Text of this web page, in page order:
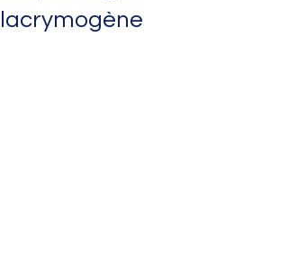
lacrymogène